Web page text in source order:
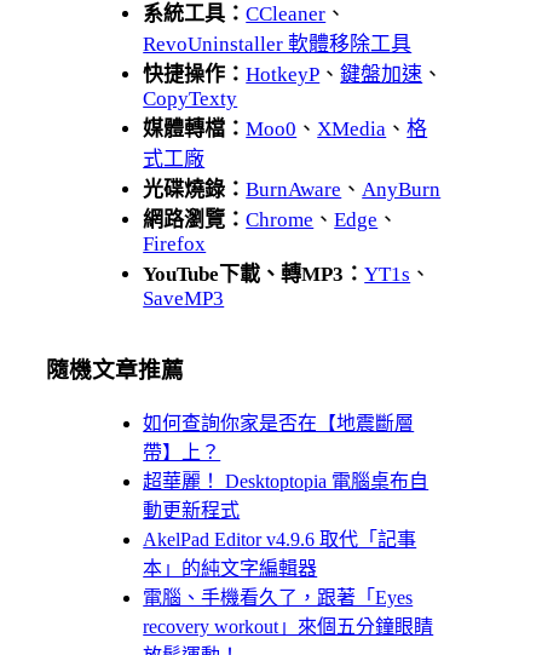
系統工具：CCleaner 、
RevoUninstaller 軟體移除工具
快捷操作：HotkeyP 、鍵盤加速 、
CopyTexty
媒體轉檔：Moo0 、 XMedia 、格
式工廠
光碟燒錄：BurnAware 、 AnyBurn
網路瀏覽：Chrome 、Edge 、
Firefox
YouTube下載、轉MP3：YT1s 、
SaveMP3
隨機文章推薦
如何查詢你家是否在【地震斷層
帶】上？
超華麗！ Desktoptopia 電腦桌布自
動更新程式
AkelPad Editor v4.9.6 取代「記事
本」的純文字編輯器
電腦、手機看久了，跟著「Eyes
recovery workout」來個五分鐘眼睛